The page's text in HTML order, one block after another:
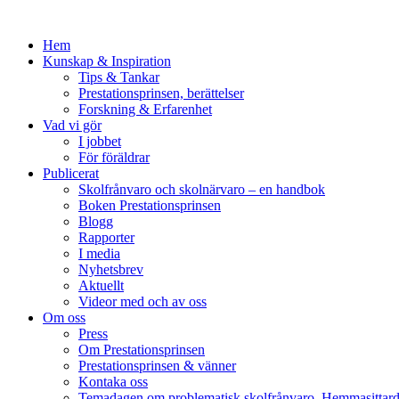
Hem
Kunskap & Inspiration
Tips & Tankar
Prestationsprinsen, berättelser
Forskning & Erfarenhet
Vad vi gör
I jobbet
För föräldrar
Publicerat
Skolfrånvaro och skolnärvaro – en handbok
Boken Prestationsprinsen
Blogg
Rapporter
I media
Nyhetsbrev
Aktuellt
Videor med och av oss
Om oss
Press
Om Prestationsprinsen
Prestationsprinsen & vänner
Kontaka oss